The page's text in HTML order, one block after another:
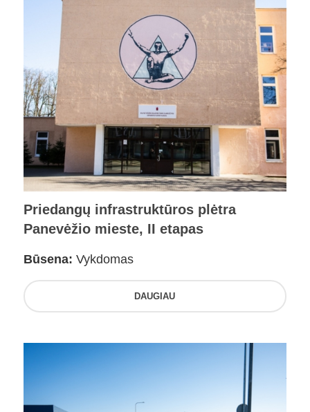
Priedangų infrastruktūros plėtra
Panevėžio mieste, II etapas
Būsena: Vykdomas
DAUGIAU